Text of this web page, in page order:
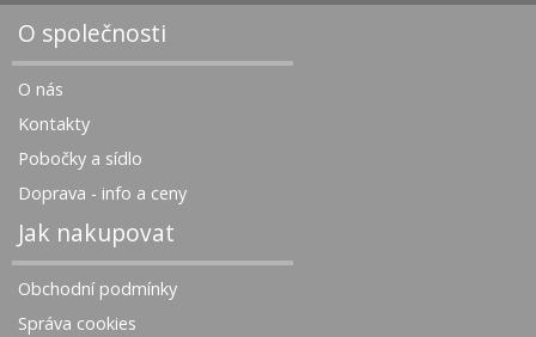
O společnosti
O nás
Kontakty
Pobočky a sídlo
Doprava - info a ceny
Jak nakupovat
Obchodní podmínky
Správa cookies